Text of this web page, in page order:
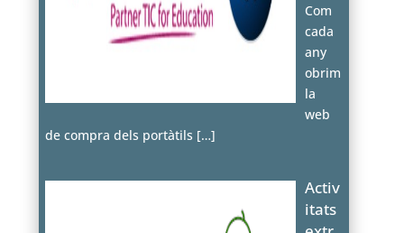
Com
cada
any
obrim
la
web
de compra dels portàtils […]
Activ
itats